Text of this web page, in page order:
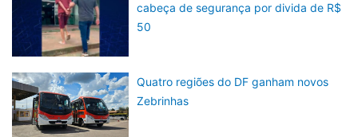
cabeça de segurança por divida de R$
50
Quatro regiões do DF ganham novos
Zebrinhas